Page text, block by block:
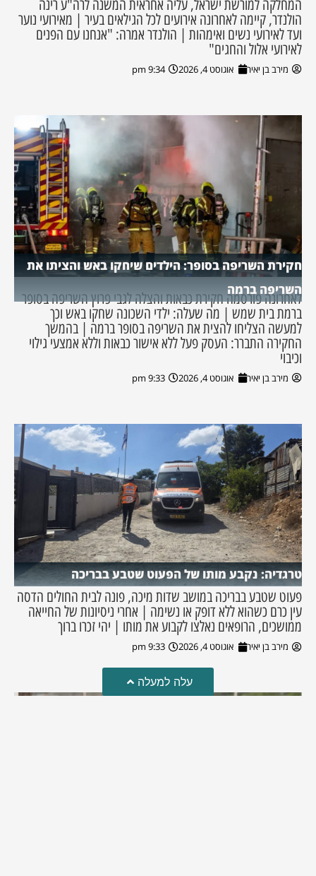
המחלקה למורשת ישראל, עליה אחראית המשנה לרה"ע רינה
הולנדר, קיימה לאחרונה אירועים לכל הגילאים בעיר | מאירועי נוער
ועד לאירועי נשים ואימהות | הולנדר אמרה: "אנחנו עם הפנים
לאירועי אלול והחגים"
מירב בן יאיר אוגוסט 4, 2026 9:34 pm
חקירת השריפה בסופר: הילדים שיחקו באש והציתו את
השריפה ברמה
לאחרונה פורסמה חקירת כבאות והצלה לגבי פרוץ השריפה בסופר
ברמת בית שמש | מה שעלה: ילדי השכונה שחקו באש וכך
למעשה הצליחו להצית את השריפה בסופר ברמה | בהמשך
החקירה התברר: העסק פעל ללא אישור כבאות וללא אמצעי גילוי
וכיבוי
מירב בן יאיר אוגוסט 4, 2026 9:33 pm
טרגדיה: נקבע מותו של הפעוט שטבע בבריכה
פעוט שטבע בבריכה במושב שדות מיכה, פונה לבית החולים הדסה
עין כרם כשהוא ללא דופק או נשימה | אחרי ניסיונות של החייאה
ממושכים, הרופאים נאלצו לקבוע את מותו | יהי זכרו ברוך
מירב בן יאיר אוגוסט 4, 2026 9:33 pm
עלה למעלה